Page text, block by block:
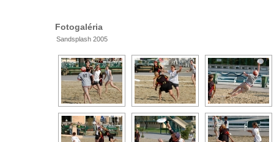
Fotogaléria
Sandsplash 2005